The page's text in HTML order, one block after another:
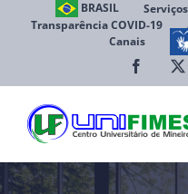
BRASIL Serviços
Transparência COVID-19
Canais